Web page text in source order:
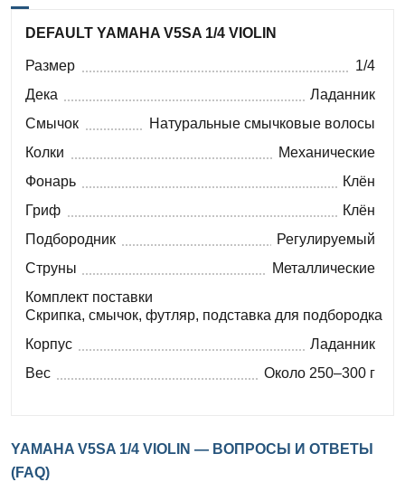
DEFAULT YAMAHA V5SA 1/4 VIOLIN
Размер
1/4
Дека
Ладанник
Смычок
Натуральные смычковые волосы
Колки
Механические
Фонарь
Клён
Гриф
Клён
Подбородник
Регулируемый
Струны
Металлические
Комплект поставки
Скрипка, смычок, футляр, подставка для подбородка
Корпус
Ладанник
Вес
Около 250–300 г
YAMAHA V5SA 1/4 VIOLIN — ВОПРОСЫ И ОТВЕТЫ
(FAQ)